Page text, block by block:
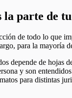
la parte de
de todo lo que
para la mayoría
depende de hojas
y son
para distintas